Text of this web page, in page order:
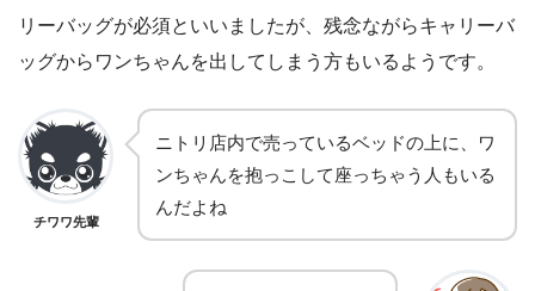
リーバッグが必須といいましたが、残念ながらキャリーバ
ッグからワンちゃんを出してしまう方もいるようです。
チワワ先輩
ニトリ店内で売っているベッドの上に、ワ
ンちゃんを抱っこして座っちゃう人もいる
んだよね